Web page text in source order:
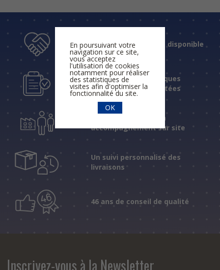
Un accueil humain et disponible
Des réponses techniques
fiables et expérimentées
Une assistance et un
accompagnement sur site
Un suivi personnalisé des
livraisons
46 ans de conseil de qualité
Inscrivez-vous à la Newsletter
En poursuivant votre
navigation sur ce site,
vous acceptez
l'utilisation de cookies
notamment pour réaliser
des statistiques de
visites afin d'optimiser la
fonctionnalité du site.
OK